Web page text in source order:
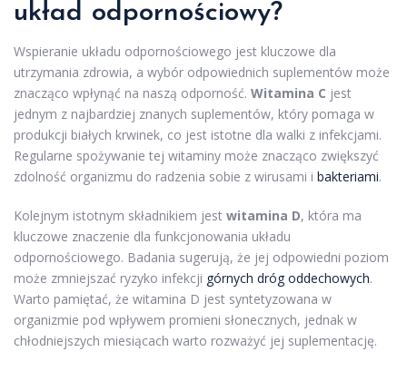
układ odpornościowy?
Wspieranie układu odpornościowego jest kluczowe dla
utrzymania zdrowia, a wybór odpowiednich suplementów może
znacząco wpłynąć na naszą odporność. Witamina C jest
jednym z najbardziej znanych suplementów, który pomaga w
produkcji białych krwinek, co jest istotne dla walki z infekcjami.
Regularne spożywanie tej witaminy może znacząco zwiększyć
zdolność organizmu do radzenia sobie z wirusami i bakteriami.
Kolejnym istotnym składnikiem jest witamina D, która ma
kluczowe znaczenie dla funkcjonowania układu
odpornościowego. Badania sugerują, że jej odpowiedni poziom
może zmniejszać ryzyko infekcji górnych dróg oddechowych.
Warto pamiętać, że witamina D jest syntetyzowana w
organizmie pod wpływem promieni słonecznych, jednak w
chłodniejszych miesiącach warto rozważyć jej suplementację.